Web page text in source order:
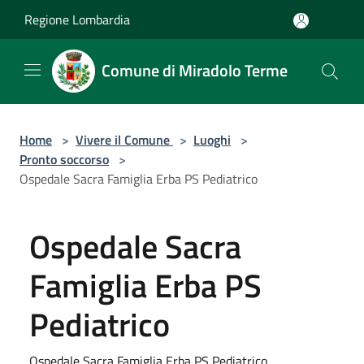
Regione Lombardia
Comune di Miradolo Terme
Home > Vivere il Comune > Luoghi >
Pronto soccorso >
Ospedale Sacra Famiglia Erba PS Pediatrico
Ospedale Sacra
Famiglia Erba PS
Pediatrico